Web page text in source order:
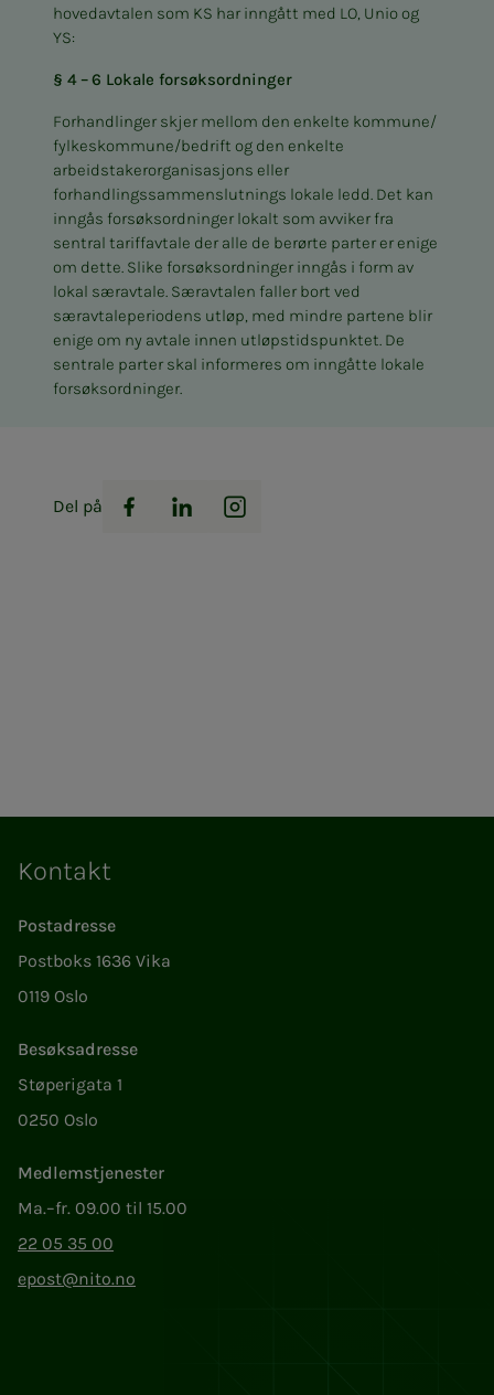
hovedavtalen som KS har inngått med LO, Unio og
YS:
§ 4 – 6 Lokale forsøksordninger
Forhandlinger skjer mellom den enkelte kommune/​
fylkeskommune/​bedrift og den enkelte
arbeidstakerorganisasjons eller
forhandlingssammenslutnings lokale ledd. Det kan
inngås forsøksordninger lokalt som avviker fra
sentral tariffavtale der alle de berørte parter er enige
om dette. Slike forsøksordninger inngås i form av
lokal særavtale. Særavtalen faller bort ved
særavtaleperiodens utløp, med mindre partene blir
enige om ny avtale innen utløpstidspunktet. De
sentrale parter skal informeres om inngåtte lokale
forsøksordninger.
Del på
Facebook
LinkedInInstagram
Kontakt
Postadresse
Postboks 1636 Vika
0119 Oslo
Besøksadresse
Støperigata 1
0250 Oslo
Medlemstjenester
Ma.–fr. 09.00 til 15.00
22 05 35 00
epost@nito.no